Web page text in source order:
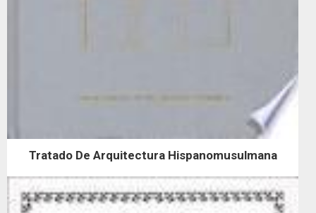
Tratado De Arquitectura Hispanomusulmana